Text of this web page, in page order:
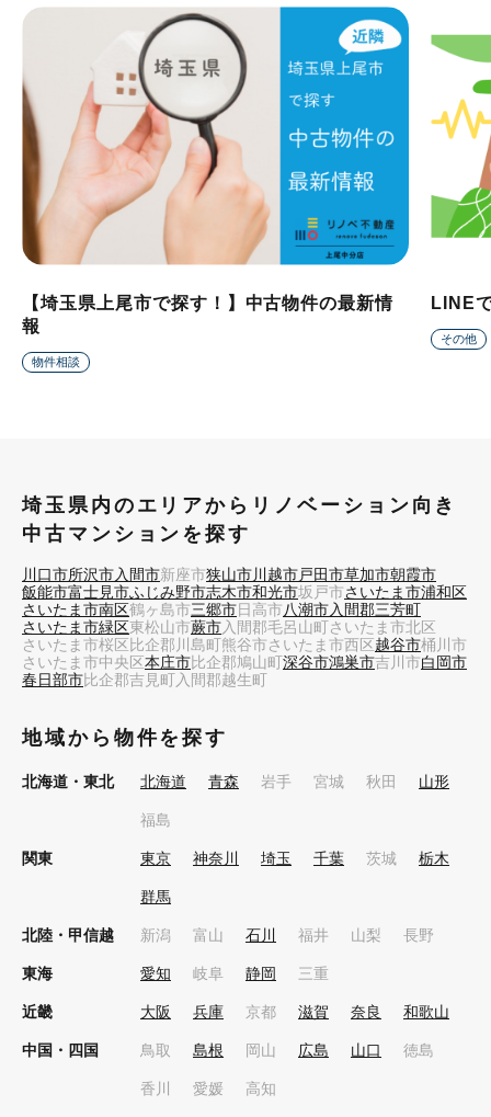
【埼玉県上尾市で探す！】中古物件の最新情
報
物件相談
LINE
その他
埼玉県内のエリアからリノベーション向き
中古マンションを探す
川口市所沢市入間市新座市狭山市川越市戸田市草加市朝霞市
飯能市富士見市ふじみ野市志木市和光市坂戸市さいたま市浦和区
さいたま市南区鶴ヶ島市三郷市日高市八潮市入間郡三芳町
さいたま市緑区東松山市蕨市入間郡毛呂山町さいたま市北区
さいたま市桜区比企郡川島町熊谷市さいたま市西区越谷市桶川市
さいたま市中央区本庄市比企郡鳩山町深谷市鴻巣市吉川市白岡市
春日部市比企郡吉見町入間郡越生町
地域から物件を探す
北海道・東北 北海道 青森 岩手 宮城 秋田 山形
福島
関東 東京 神奈川 埼玉 千葉 茨城 栃木
群馬
北陸・甲信越 新潟 富山 石川 福井 山梨 長野
東海 愛知 岐阜 静岡 三重
近畿 大阪 兵庫 京都 滋賀 奈良 和歌山
中国・四国 鳥取 島根 岡山 広島 山口 徳島
香川 愛媛 高知